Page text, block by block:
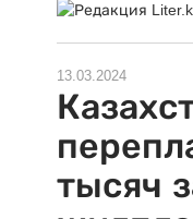
13.03.2024
тысяч